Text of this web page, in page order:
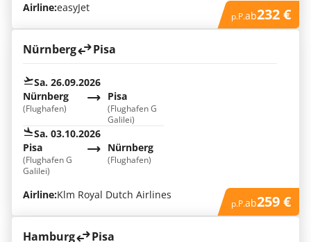
Airline:easyJet
p.P.ab232 €
Nürnberg Pisa
Sa. 26.09.2026
Nürnberg
(Flughafen)
Pisa
(Flughafen G
Galilei)
Sa. 03.10.2026
Nürnberg
(Flughafen)
Pisa
(Flughafen G
Galilei)
Airline:Klm Royal Dutch Airlines
p.P.ab259 €
Hamburg Pisa